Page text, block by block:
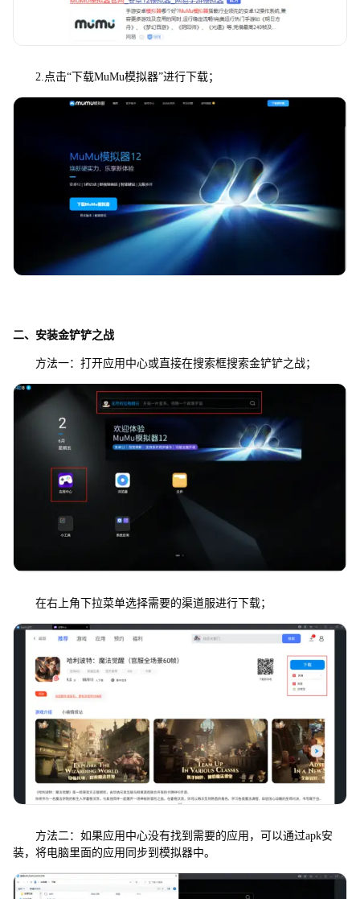
2.点击“下载MuMu模拟器”进行下载；
二、安装金铲铲之战
方法一：打开应用中心或直接在搜索框搜索金铲铲之战；
在右上角下拉菜单选择需要的渠道服进行下载；
方法二：如果应用中心没有找到需要的应用，可以通过apk安
装，将电脑里面的应用同步到模拟器中。